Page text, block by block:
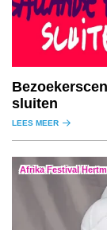
sluiten
LEES MEER
Afrika Festival